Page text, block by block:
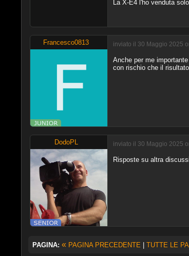
La X-E4 l'ho venduta
Francesco0813 inviato il 30 Maggio 2025
Anche per me
con rischio che il
DodoPL inviato il 30 Maggio 2025
Risposte su altra
PAGINA: « PAGINA PRECEDENTE | TUTTE LE